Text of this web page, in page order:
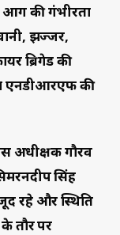
की गंभीरता
झज्जर,
ब्रिगेड की
में एनडीआरएफ की
अधीक्षक गौरव
सिंह
रहे और स्थिति
तौर पर